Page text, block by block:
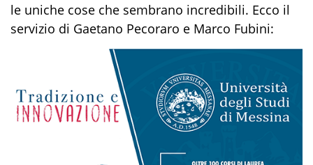
le uniche cose che sembrano incredibili. Ecco il
servizio di Gaetano Pecoraro e Marco Fubini: